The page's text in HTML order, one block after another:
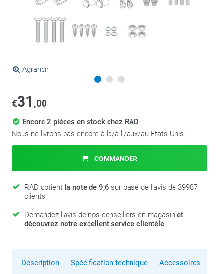
Agrandir
€31 ,00
Encore 2 pièces en stock chez RAD
Nous ne livrons pas encore à la/à l'/aux/au États-Unis.
COMMANDER
RAD obtient la note de 9,6 sur base de l'avis de 39987
clients
Demandez l'avis de nos conseillers en magasin et
découvrez notre excellent service clientèle
Description Spécification technique Accessoires